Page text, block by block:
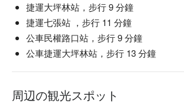
捷運大坪林站，步行 9 分鐘
捷運七張站 ，步行 11 分鐘
公車民權路口站，步行 9 分鐘
公車捷運大坪林站，步行 13 分鐘
周辺の観光スポット